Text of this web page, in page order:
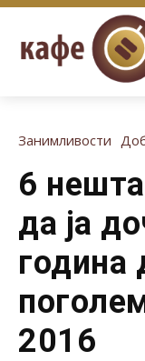
Занимливости
6
да ја
година
2016